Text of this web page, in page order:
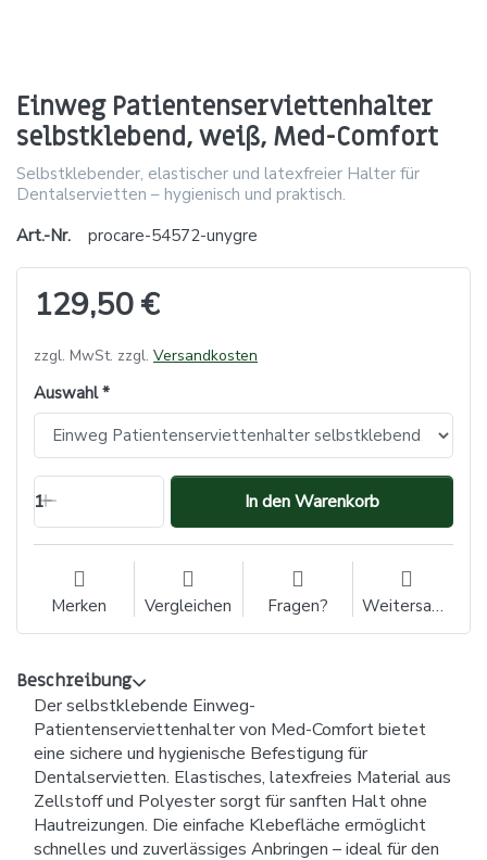
Einweg Patientenserviettenhalter
selbstklebend, weiß, Med-Comfort
Selbstklebender, elastischer und latexfreier Halter für
Dentalservietten – hygienisch und praktisch.
Art.-Nr.
procare-54572-unygre
129,50 €
zzgl. MwSt. zzgl. Versandkosten
Auswahl
1 In den Warenkorb
Merken Vergleichen Fragen? Weitersagen
Beschreibung
Der selbstklebende Einweg-
Patientenserviettenhalter von Med-Comfort bietet
eine sichere und hygienische Befestigung für
Dentalservietten. Elastisches, latexfreies Material aus
Zellstoff und Polyester sorgt für sanften Halt ohne
Hautreizungen. Die einfache Klebefläche ermöglicht
schnelles und zuverlässiges Anbringen – ideal für den